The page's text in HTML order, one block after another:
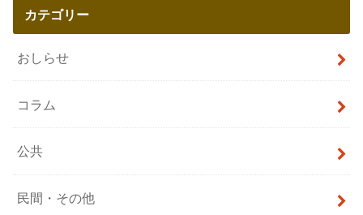
カテゴリー
おしらせ
コラム
公共
民間・その他